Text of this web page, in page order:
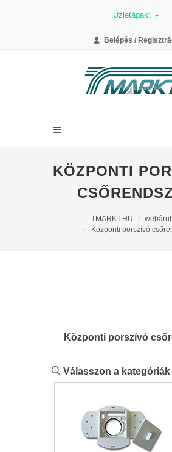
Üzletágak:
Belépés /
KÖZPONTI
TMARKT.HU
Központi porszívó
Központi porszívó
Válasszon a kategóriák